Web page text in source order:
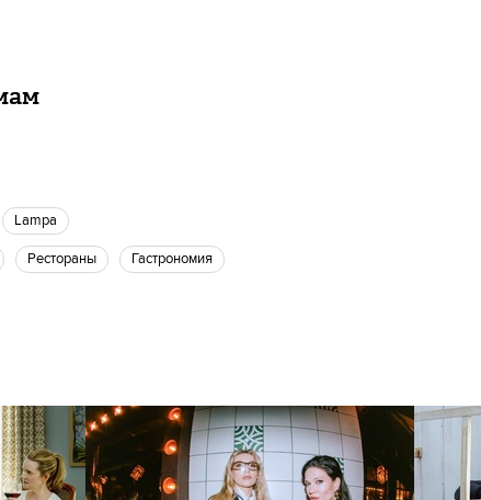
Lampa
рестораны Гастрономия